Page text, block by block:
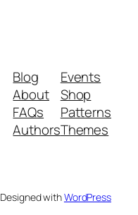
Blog
About
FAQs
Authors
Events
Shop
Patterns
Themes
Designed withWordPress